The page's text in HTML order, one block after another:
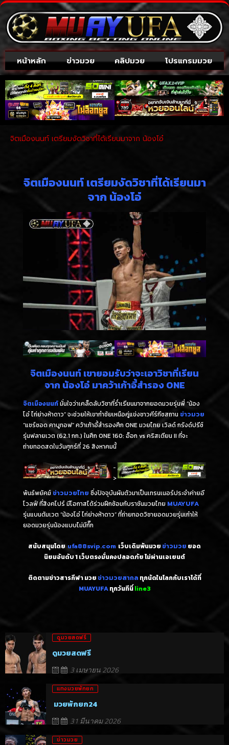
หน้าหลัก ข่าวมวย คลิปมวย โปรแกรมมวย
จิตเมืองนนท์ เตรียมงัดวิชาที่ได้เรียนมาจาก น้องโอ๋
จิตเมืองนนท์ เตรียมงัดวิชาที่ได้เรียนมา
จาก น้องโอ๋
จิตเมืองนนท์ เขายอมรับว่าจะเอาวิชาที่เรียน
จาก น้องโอ๋ มาคว้าเก้าอี้สำรอง ONE
จิตเมืองนนท์มั่นใจว่าเคล็ดลับวิชาที่ร่ำเรียนมาจากยอดมวยรุ่นพี่ “น้อง
โอ๋ ไก่ย่างห้าดาว” จะช่วยให้เขากำชัยเหนือคู่แข่งชาวคีร์กีซสถาน ข่าวมวย
“แชร์ซอด คาบูทอฟ” คว้าเก้าอี้สำรองศึก ONE มวยไทย เวิลด์ กรังด์ปรีซ์
รุ่นฟลายเวต (62.1 กก.) ในศึก ONE 160: อ็อก vs คริสเตียน II ที่จะ
ถ่ายทอดสดในวันศุกร์ที่ 26 สิงหาคมนี้
-
>
พันธ์พยัคฆ์ ข่าวมวยไทย ซึ่งปัจจุบันผันตัวมาเป็นเทรนเนอร์ประจำค่ายอี
โวลฟ์ ที่สิงคโปร์ มีโอกาสได้ร่วมฝึกซ้อมกับราชันมวยไทย MUAYUFA
รุ่นแบนตัมเวต “น้องโอ๋ ไก่ย่างห้าดาว” ที่ถ่ายทอดวิชายอดมวยรุ่นเก๋าให้
ยอดมวยรุ่นน้องแบบไม่มีกั๊ก
สนับสนุนโดย ufa88svip.com เว็บเดิมพันมวย ข่าวมวย ยอด
นิยมอันดับ 1เว็บตรงมั่นคงปลอดภัย ไม่ผ่านเอเยนต์
ติดตามข่าวสารกีฬา มวย ข่าวมวยสากล ทุกนัดในโลกกับเราได้ที่
MUAYUFAทุกวันทีนี่line3
ดูมวยสดฟรี
ดูมวยสดฟรี
3 เมษายน 2026
แทงมวยพักยก
มวยพักยก24
31 มีนาคม 2026
ข่าวมวย